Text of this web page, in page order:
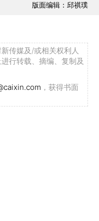
版面编辑：邱祺璞
传媒及/或相关权利人
行转载、摘编、复制及
，获得书面